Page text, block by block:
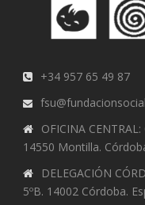
+34 957 65 49 87
OFICINA
14550 Montilla.
DELEGACIÓN
5ºB. 14002 Córdoba.